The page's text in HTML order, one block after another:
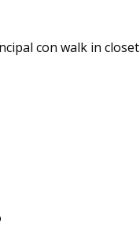
con walk in closet